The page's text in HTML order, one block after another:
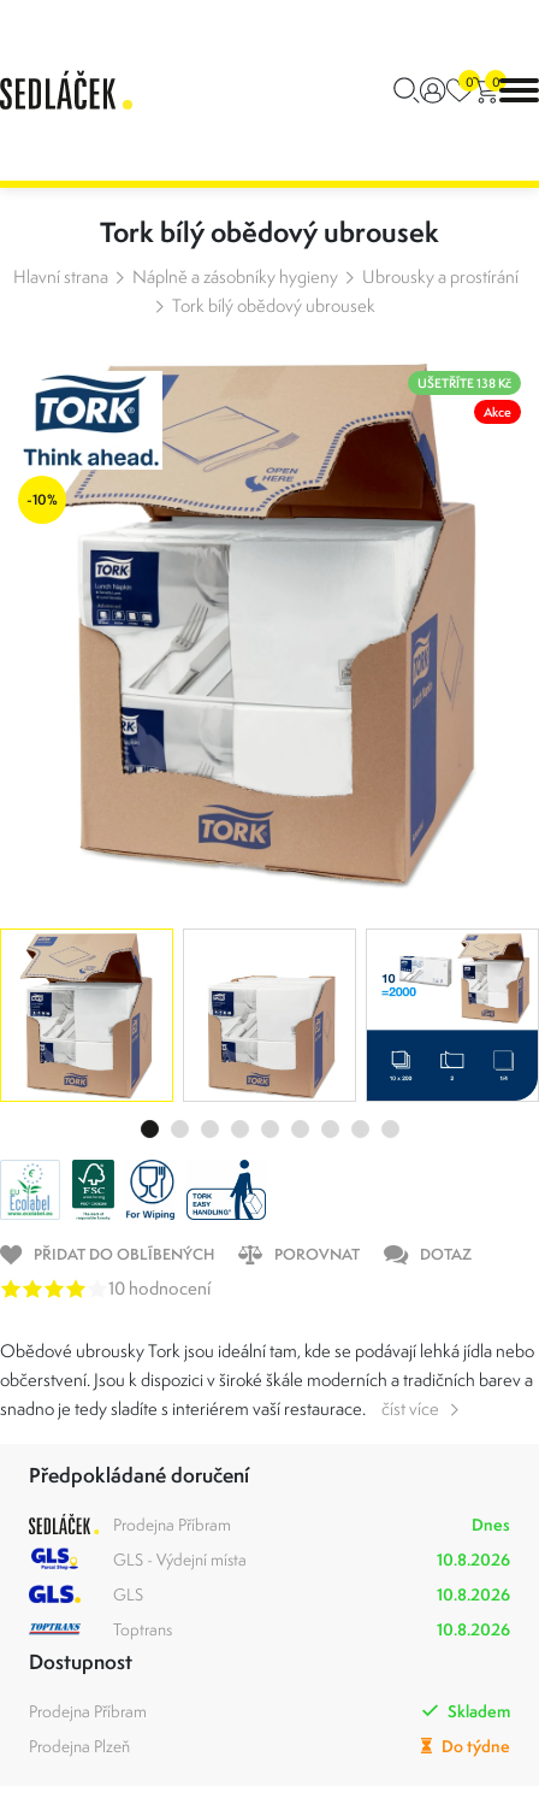
0 0
Tork bílý obědový ubrousek
Hlavní strana Náplně a zásobníky hygieny
Ubrousky a prostírání
Tork bílý obědový ubrousek
-10%
UŠETŘÍTE 138 Kč
Akce
PŘIDAT DO OBLÍBENÝCH POROVNAT DOTAZ
10 hodnocení
Obědové ubrousky Tork jsou ideální tam, kde se podávají lehká jídla nebo
občerstvení. Jsou k dispozici v široké škále moderních a tradičních barev a
snadno je tedy sladíte s interiérem vaší restaurace.
číst více
Předpokládané doručení
Prodejna Příbram
Dnes
GLS - Výdejní místa
10.8.2026
GLS
10.8.2026
Toptrans
10.8.2026
Dostupnost
Prodejna Příbram
Skladem
Prodejna Plzeň
Do týdne